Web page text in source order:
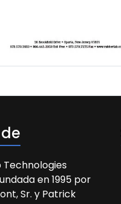
Technologies
en 1995 por
Sr. y Patrick